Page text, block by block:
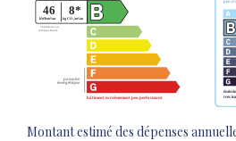
Montant estimé des dépenses